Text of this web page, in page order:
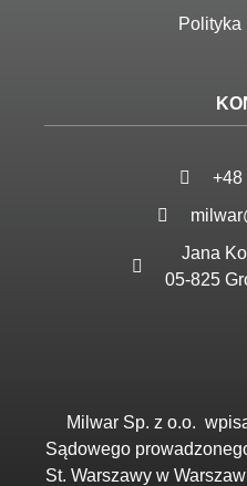
Polityka
+48
Jana
05-825
Milwar Sp. z o.o.
Sądowego
St. Warszawy w